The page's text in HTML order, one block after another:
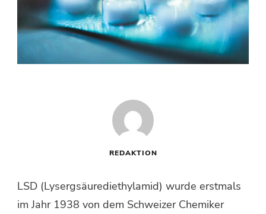
REDAKTION
LSD (Lysergsäurediethylamid) wurde erstmals
im Jahr 1938 von dem Schweizer Chemiker